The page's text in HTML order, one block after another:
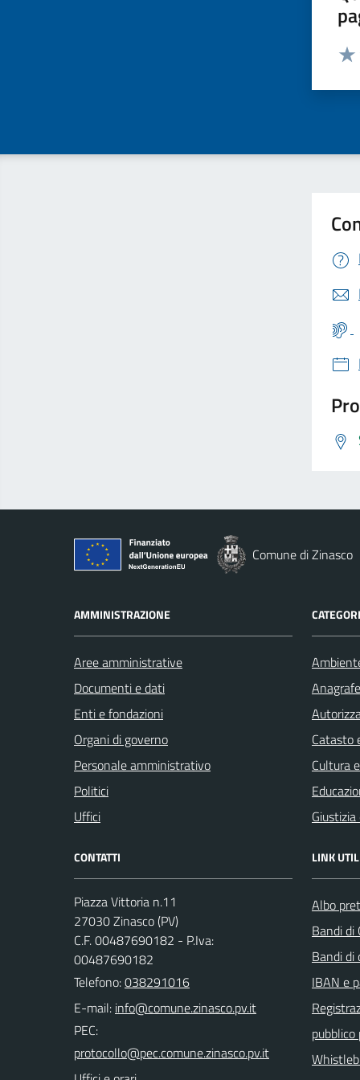
Comune di Zinasco
AMMINISTRAZIONE
Aree amministrative
Documenti e dati
Enti e fondazioni
Organi di governo
Personale amministrativo
Politici
Uffici
Catasto
Cultura
CONTATTI
Piazza Vittoria n.11
27030 Zinasco (PV)
C.F. 00487690182 - P.Iva:
00487690182
Telefono:038291016
E-mail:
PEC:
LINK
Albo
Bandi di
Bandi di
IBAN e